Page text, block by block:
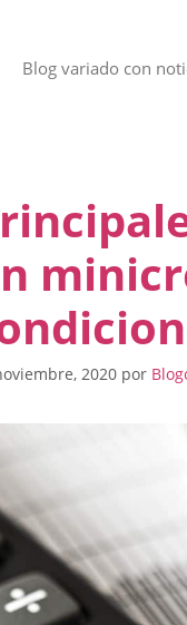
Blog variado con
2020 por